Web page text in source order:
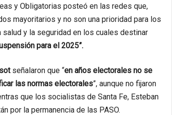
y Obligatorias posteó en las redes que,
mayoritarios y no son una prioridad para los
y la seguridad en los cuales destinar
para el 2025”.
señalaron que “en años electorales no se
las normas electorales”, aunque no fijaron
que los socialistas de Santa Fe, Esteban
por la permanencia de las PASO.